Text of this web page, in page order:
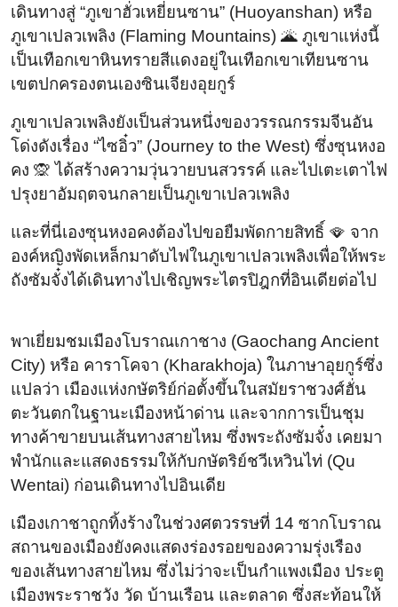
เดินทางสู่ “ภูเขาฮั่วเหยี่ยนซาน” (Huoyanshan) หรือ
ภูเขาเปลวเพลิง (Flaming Mountains) 🌋 ภูเขาแห่งนี้
เป็นเทือกเขาหินทรายสีแดงอยู่ในเทือกเขาเทียนซาน
เขตปกครองตนเองซินเจียงอุยกูร์
ภูเขาเปลวเพลิงยังเป็นส่วนหนึ่งของวรรณกรรมจีนอัน
โด่งดังเรื่อง “ไซอิ๋ว” (Journey to the West) ซึ่งซุนหงอ
คง 🙊 ได้สร้างความวุ่นวายบนสวรรค์ และไปเตะเตาไฟ
ปรุงยาอัมฤตจนกลายเป็นภูเขาเปลวเพลิง
และที่นี่เองซุนหงอคงต้องไปขอยืมพัดกายสิทธิ์ 🪭 จาก
องค์หญิงพัดเหล็กมาดับไฟในภูเขาเปลวเพลิงเพื่อให้พระ
ถังซัมจั๋งได้เดินทางไปเชิญพระไตรปิฎกที่อินเดียต่อไป
พาเยี่ยมชมเมืองโบราณเกาชาง (Gaochang Ancient
City) หรือ คาราโคจา (Kharakhoja) ในภาษาอุยกูร์ซึ่ง
แปลว่า เมืองแห่งกษัตริย์ก่อตั้งขึ้นในสมัยราชวงศ์ฮั่น
ตะวันตกในฐานะเมืองหน้าด่าน และจากการเป็นชุม
ทางค้าขายบนเส้นทางสายไหม ซึ่งพระถังซัมจั๋ง เคยมา
พำนักและแสดงธรรมให้กับกษัตริย์ชวีเหวินไท่ (Qu
Wentai) ก่อนเดินทางไปอินเดีย
เมืองเกาชาถูกทิ้งร้างในช่วงศตวรรษที่ 14 ซากโบราณ
สถานของเมืองยังคงแสดงร่องรอยของความรุ่งเรือง
ของเส้นทางสายไหม ซึ่งไม่ว่าจะเป็นกำแพงเมือง ประตู
เมืองพระราชวัง วัด บ้านเรือน และตลาด ซึ่งสะท้อนให้